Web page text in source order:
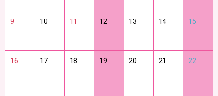
9 10 11 12 13 14 15
16 17 18 19 20 21 22